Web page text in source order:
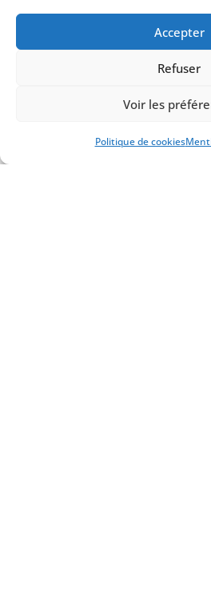
Accepter
Refuser
Voir les
Politique de cookies
Nous sommes
vous aider.
La satisfaction de nos
absolue, c'est pourquoi
oeuvre pour fournir des